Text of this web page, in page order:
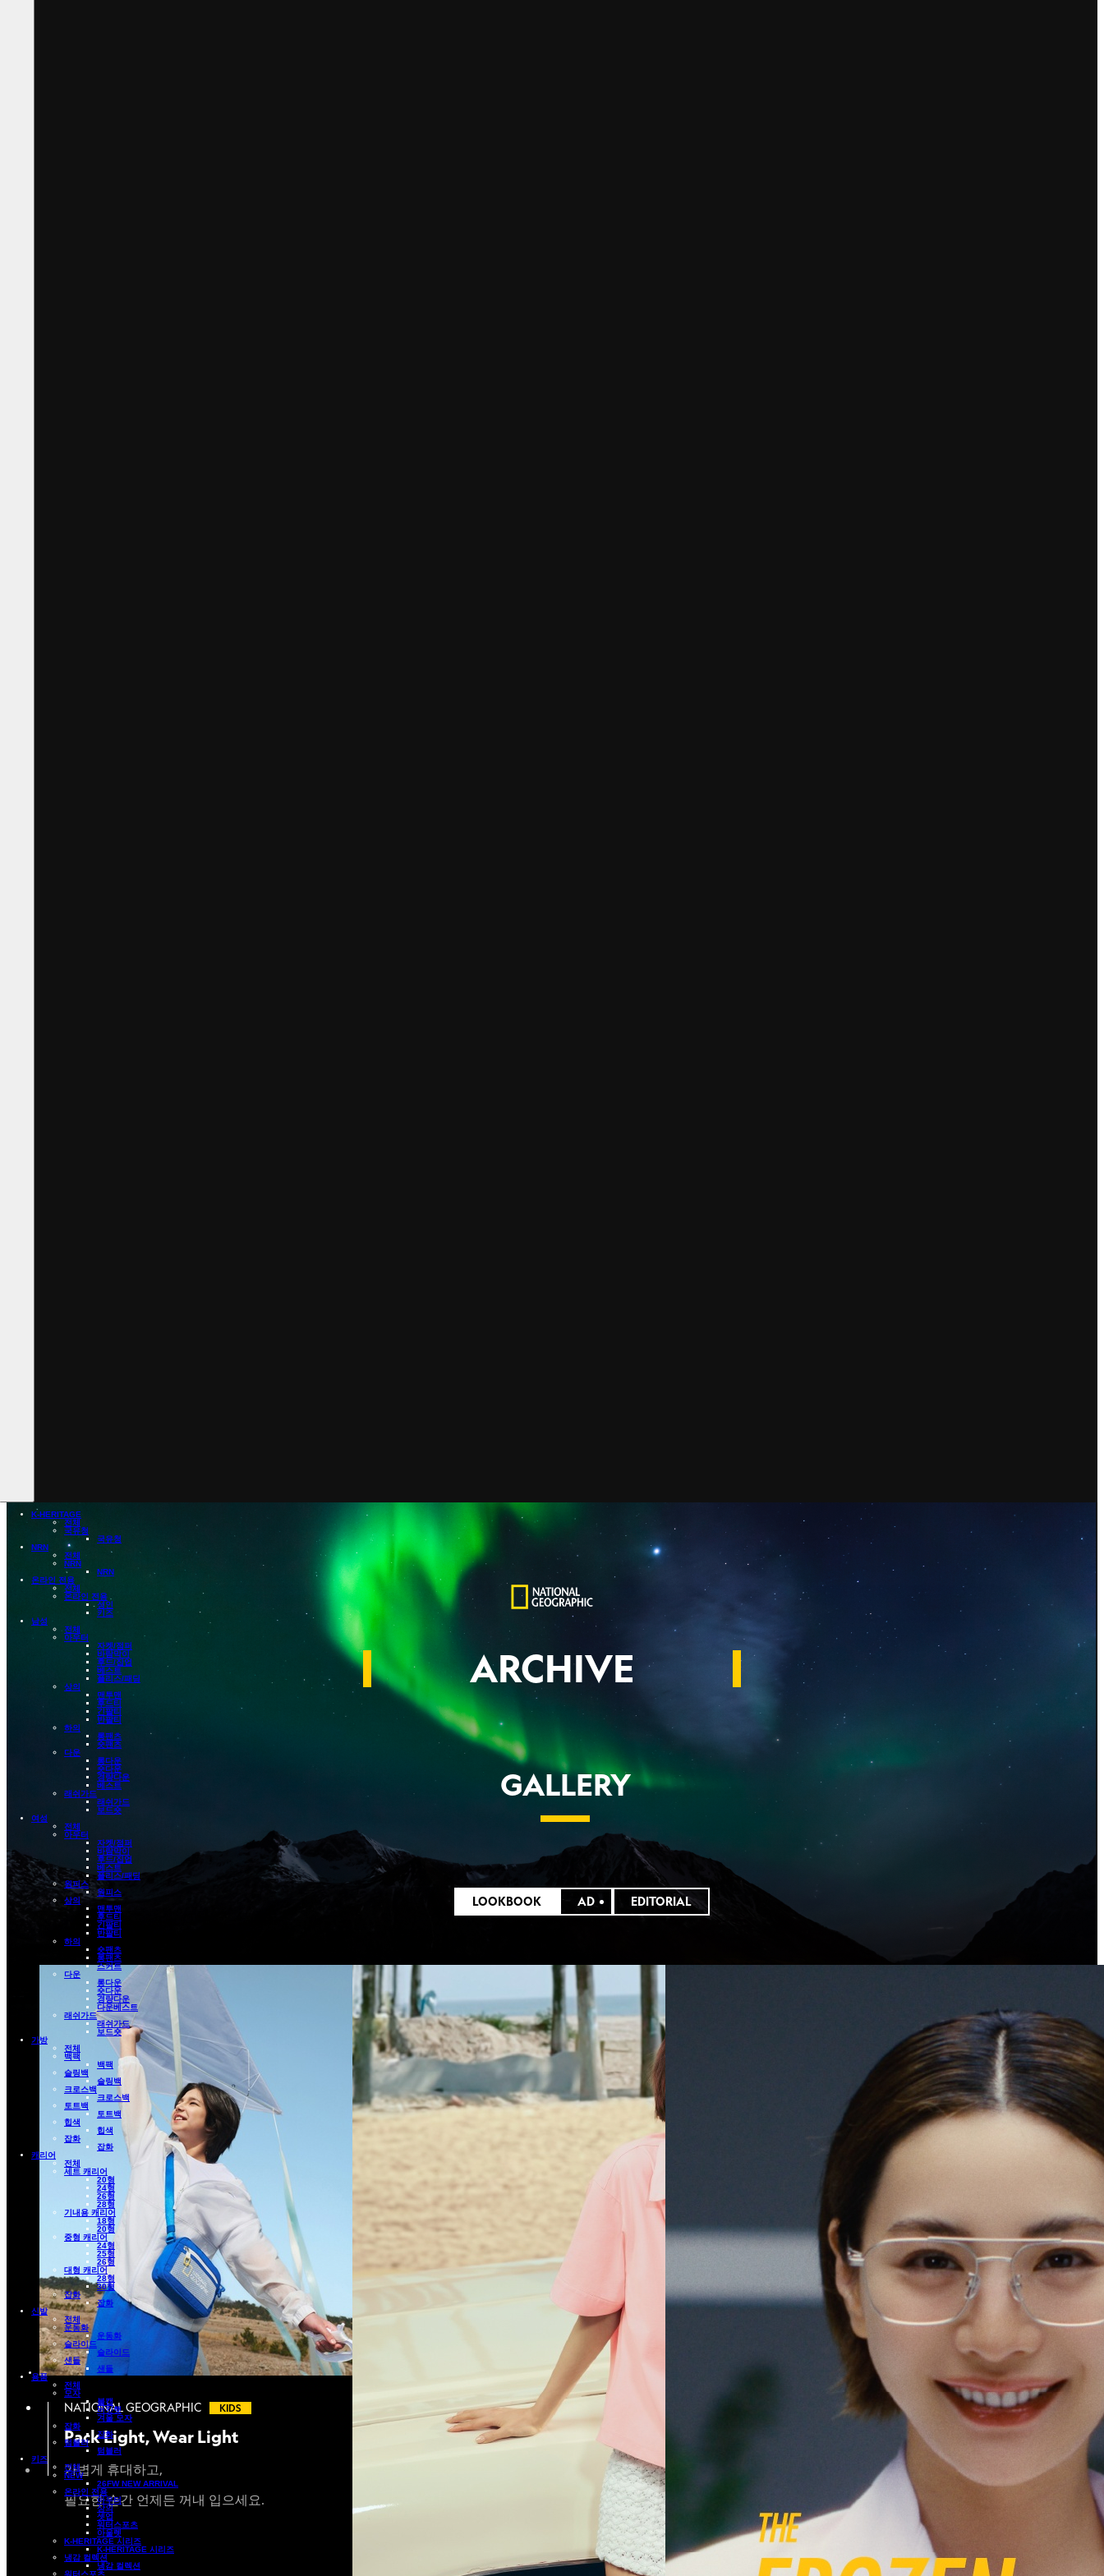
K-HERITAGE
전체
국유청
국유청
NRN
전체
NRN
NRN
온라인 전용
전체
온라인 전용
성인
키즈
남성
전체
아우터
자켓/점퍼
바람막이
후드/집업
베스트
플리스/패딩
상의
맨투맨
후드티
긴팔티
반팔티
하의
롱팬츠
숏팬츠
다운
롱다운
숏다운
경량다운
베스트
래쉬가드
래쉬가드
보드숏
여성
전체
아우터
자켓/점퍼
바람막이
후드/집업
베스트
플리스/패딩
원피스
원피스
상의
맨투맨
후드티
긴팔티
반팔티
하의
숏팬츠
롱팬츠
스커트
다운
롱다운
숏다운
경량다운
다운베스트
래쉬가드
래쉬가드
보드숏
가방
전체
백팩
백팩
슬링백
슬링백
크로스백
크로스백
토트백
토트백
힙색
힙색
잡화
잡화
캐리어
전체
세트 캐리어
20형
24형
26형
28형
기내용 캐리어
18형
20형
중형 캐리어
24형
25형
26형
대형 캐리어
28형
30형
잡화
잡화
신발
전체
운동화
운동화
슬라이드
슬라이드
샌들
샌들
용품
전체
모자
볼캡
버킷햇
겨울 모자
잡화
잡화
텀블러
텀블러
키즈
전체
NEW
26FW NEW ARRIVAL
온라인 전용
아우터
상의
셋업
워터스포츠
아울렛
K-HERITAGE 시리즈
K-HERITAGE 시리즈
냉감 컬렉션
냉감 컬렉션
워터스포츠
ARCHIVE
GALLERY
LOOKBOOK AD EDITORIAL
NATIONAL GEOGRAPHIC KIDS
Pack Light, Wear Light
가볍게 휴대하고,
필요한 순간 언제든 꺼내 입으세요.